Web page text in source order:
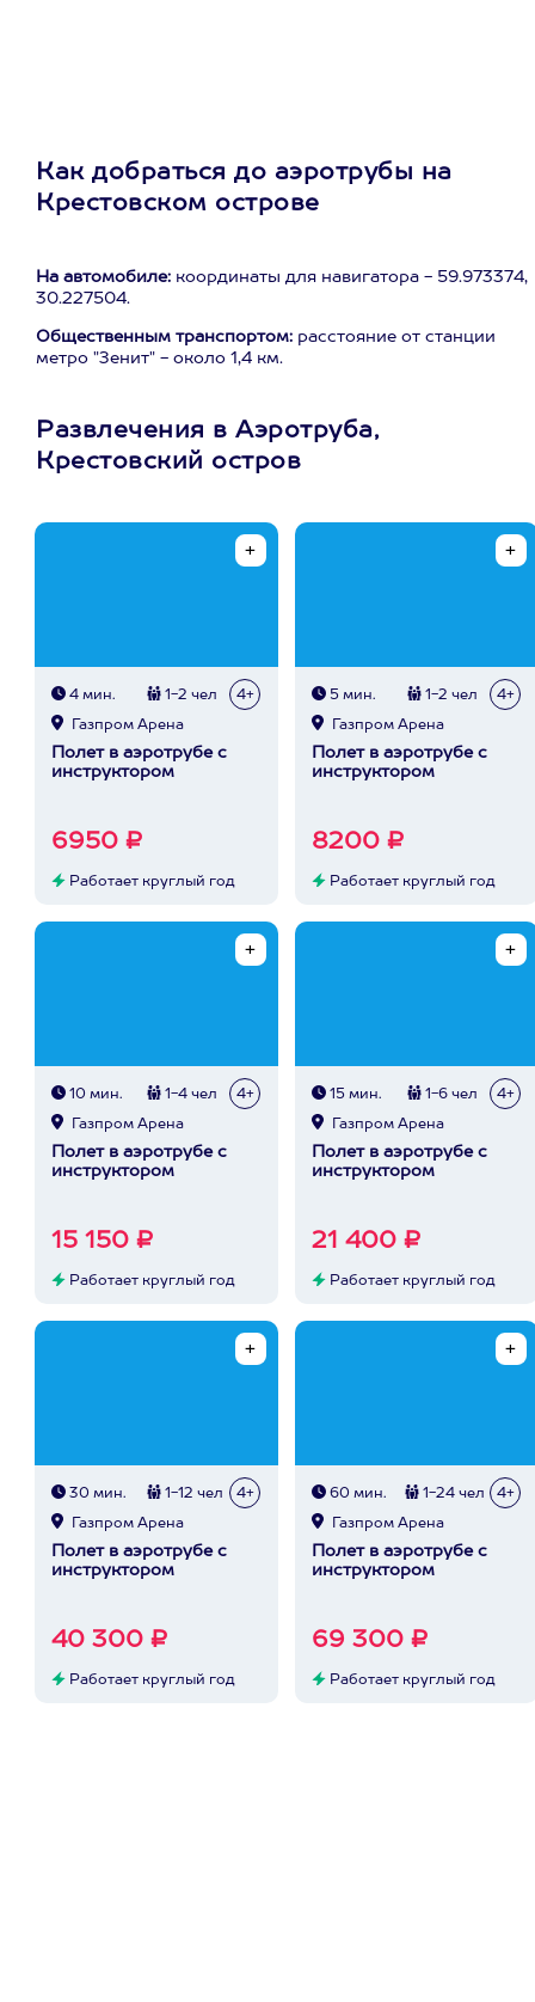
Как добраться до аэротрубы на
Крестовском острове
На автомобиле: координаты для навигатора - 59.973374,
30.227504.
Общественным транспортом: расстояние от станции
метро "Зенит" - около 1,4 км.
Развлечения в Аэротруба,
Крестовский остров
4 мин. 1-2 чел 4+
Газпром Арена
Полет в аэротрубе с
инструктором
6950 ₽
Работает круглый год
5 мин. 1-2 чел 4+
Газпром Арена
Полет в аэротрубе с
инструктором
8200 ₽
Работает круглый год
10 мин. 1-4 чел 4+
Газпром Арена
Полет в аэротрубе с
инструктором
15 150 ₽
Работает круглый год
15 мин. 1-6 чел 4+
Газпром Арена
Полет в аэротрубе с
инструктором
21 400 ₽
Работает круглый год
30 мин. 1-12 чел 4+
Газпром Арена
Полет в аэротрубе с
инструктором
40 300 ₽
Работает круглый год
60 мин. 1-24 чел 4+
Газпром Арена
Полет в аэротрубе с
инструктором
69 300 ₽
Работает круглый год